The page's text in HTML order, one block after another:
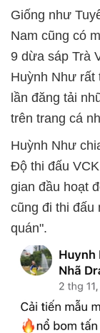
Giống như
Nam cũng có
9 dừa sáp Trà
Huỳnh Như rất
lần đăng tải
trên trang cá
Huỳnh Như
Độ thi đấu
gian đầu hoạt
cũng đi thi đấu
quán".